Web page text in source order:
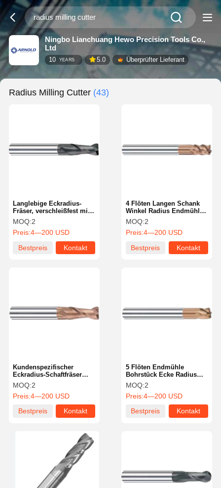
Ningbo Lianchuang Hewo Precision Tools Co.,
Ltd
10 YEARS 5.0 Überprüfter Lieferant
Radius Milling Cutter (43)
Langlebige Eckradius-
Fräser, verschleißfest mit
Integralstruktur
MOQ:2
Preis:4—200 USD
Bestpreis
Kontakt
4 Flöten Langen Schank
Winkel Radius Endmühlen
Winkel Radius
Fräsmaschinen
MOQ:2
Preis:4—200 USD
Bestpreis
Kontakt
Kundenspezifischer
Eckradius-Schaftfräser
robust mit glatter
Oberfläche
MOQ:2
Preis:4—200 USD
Bestpreis
Kontakt
5 Flöten Endmühle
Bohrstück Ecke Radius
Fräswerkzeug Hohe
Leistung
MOQ:2
Preis:4—200 USD
Bestpreis
Kontakt